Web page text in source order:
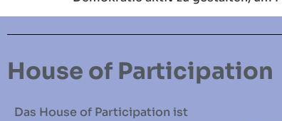
House of Participation
Das House of Participation ist